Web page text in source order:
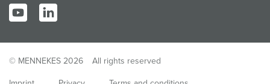
© MENNEKES 2026 All rights reserved